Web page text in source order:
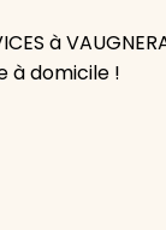
à
à domicile !